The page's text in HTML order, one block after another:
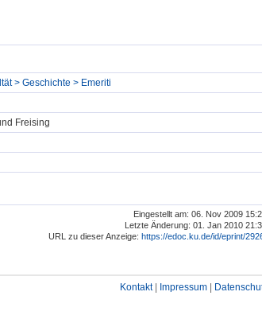
> Geschichte > Emeriti
Freising
Eingestellt am: 06. Nov 2009
Letzte Änderung: 01. Jan 2010
URL zu dieser Anzeige: https://edoc.ku.de/id/eprint/
Kontakt| Impressum